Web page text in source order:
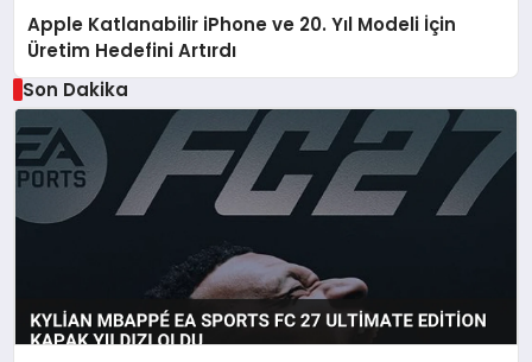
Apple Katlanabilir iPhone ve 20. Yıl Modeli İçin
Üretim Hedefini Artırdı
Son Dakika